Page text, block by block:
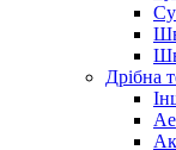
Дрібна